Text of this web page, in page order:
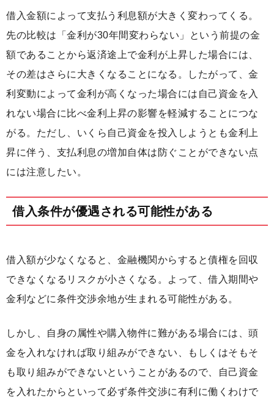
借入金額によって支払う利息額が大きく変わってくる。
先の比較は「金利が30年間変わらない」という前提の金
額であることから返済途上で金利が上昇した場合には、
その差はさらに大きくなることになる。したがって、金
利変動によって金利が高くなった場合には自己資金を入
れない場合に比べ金利上昇の影響を軽減することにつな
がる。ただし、いくら自己資金を投入しようとも金利上
昇に伴う、支払利息の増加自体は防ぐことができない点
には注意したい。
借入条件が優遇される可能性がある
借入額が少なくなると、金融機関からすると債権を回収
できなくなるリスクが小さくなる。よって、借入期間や
金利などに条件交渉余地が生まれる可能性がある。
しかし、自身の属性や購入物件に難がある場合には、頭
金を入れなければ取り組みができない、もしくはそもそ
も取り組みができないということがあるので、自己資金
を入れたからといって必ず条件交渉に有利に働くわけで